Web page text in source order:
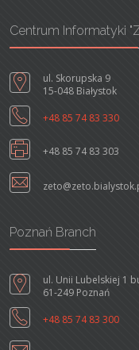
Centrum Informatyki
ul. Skorupska 9
15-048 Białystok
+48 85 74 83 330
+48 85 74 83 303
Poznań Branch
ul. Unii Lubelskiej 1
61-249 Poznań
+48 85 74 83 300